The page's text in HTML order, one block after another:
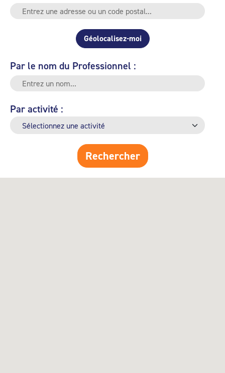
Géolocalisez-moi
Par le nom du Professionnel :
Par activité :